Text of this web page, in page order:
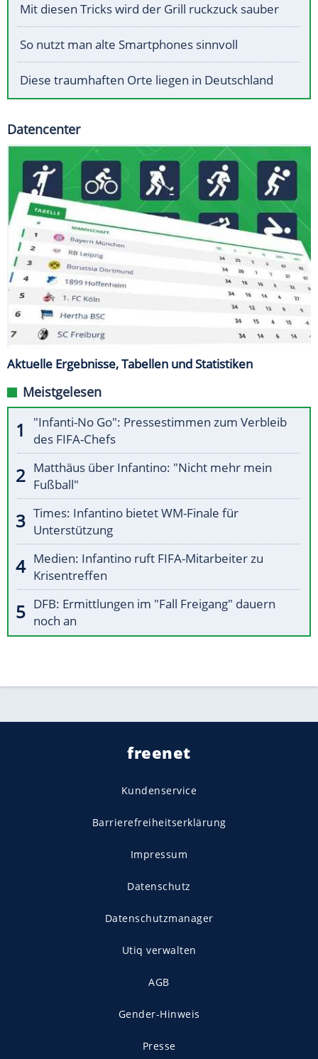
Mit diesen Tricks wird der Grill ruckzuck sauber
So nutzt man alte Smartphones sinnvoll
Diese traumhaften Orte liegen in Deutschland
Datencenter
Aktuelle Ergebnisse, Tabellen und Statistiken
Meistgelesen
"Infanti-No Go": Pressestimmen zum Verbleib
des FIFA-Chefs
Matthäus über Infantino: "Nicht mehr mein
Fußball"
Times: Infantino bietet WM-Finale für
Unterstützung
Medien: Infantino ruft FIFA-Mitarbeiter zu
Krisentreffen
DFB: Ermittlungen im "Fall Freigang" dauern
noch an
freenet
Kundenservice
Barrierefreiheitserklärung
Impressum
Datenschutz
Datenschutzmanager
Utiq verwalten
AGB
Gender-Hinweis
Presse